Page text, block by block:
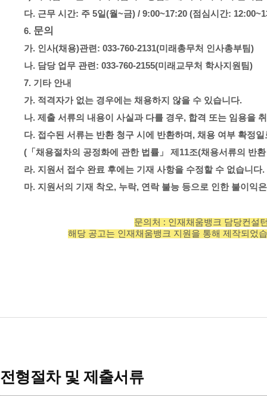
다. 근무 시간: 주 5일(월~금) / 9:00~17:20 (점심시간:
6. 문의
가. 인사(채용)관련 : 033-760-2131(미래총무처 인사총부팀)
나. 담당 업무 관련 : 033-760-2155(미래교무처 학사지원팀)
7. 기타 안내
가. 적격자가 없는 경우에는 채용하지 않을 수 있습니다.
나. 제출 서류의 내용이 사실과 다를 경우, 합격 또는 임용을
다. 접수된 서류는 반환 청구 시에 반환하며 , 채용 여부 확정일
( 「채용절차의 공정화에 관한 법률 」 제 11조(채용서류의 반
라. 지원서 접수 완료 후에는 기재 사항을 수정할 수 없습니다.
마. 지원서의 기재 착오, 누락, 연락 불능 등으로 인한 불이익
문의처 : 인재채움뱅크 담당컨
해당 공고는 인재채움뱅크 지원을 통해 제작되었
전형절차 및 제출서류